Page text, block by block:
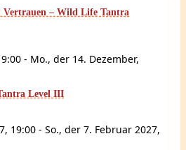
Vertrauen – Wild Life Tantra
- Mo., der 14. Dezember,
Level III
19:00 - So., der 7. Februar 2027,